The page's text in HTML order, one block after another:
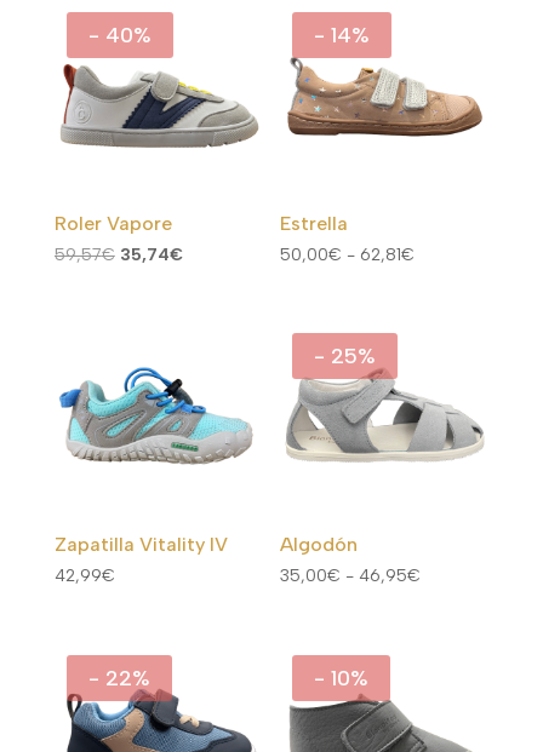
- 40%
Roler Vapore
59,57€ El
59,57€.
35,74€El
35,74€.
- 14%
Estrella
50,00€ - 62,81€
hasta
62,81€
Zapatilla Vitality IV
42,99€
- 25%
Algodón
35,00€ - 46,95€
hasta
- 22% - 10%